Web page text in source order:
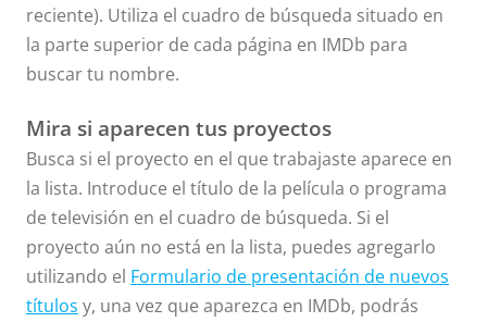
reciente). Utiliza el cuadro de búsqueda situado en
la parte superior de cada página en IMDb para
buscar tu nombre.
Mira si aparecen tus proyectos
Busca si el proyecto en el que trabajaste aparece en
la lista. Introduce el título de la película o programa
de televisión en el cuadro de búsqueda. Si el
proyecto aún no está en la lista, puedes agregarlo
utilizando el Formulario de presentación de nuevos
títulos y, una vez que aparezca en IMDb, podrás